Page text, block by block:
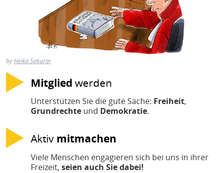
byHeiko Sakurai
Mitglied werden
Unterstützen Sie die gute Sache: Freiheit,
Grundrechte und Demokratie.
Aktiv mitmachen
Viele Menschen engagieren sich bei uns in ihrer
Freizeit, seien auch Sie dabei!